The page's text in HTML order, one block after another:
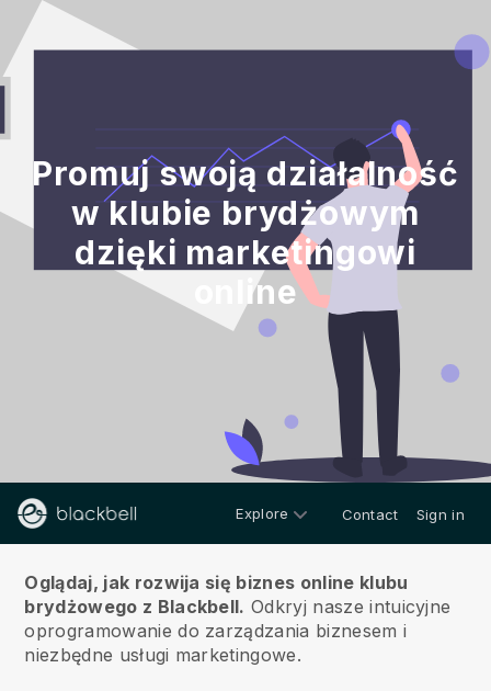
Promuj swoją działalność
w klubie brydżowym
dzięki marketingowi
online
Explore Contact Sign in
Oglądaj, jak rozwija się biznes online klubu
brydżowego z Blackbell. Odkryj nasze intuicyjne
oprogramowanie do zarządzania biznesem i
niezbędne usługi marketingowe.